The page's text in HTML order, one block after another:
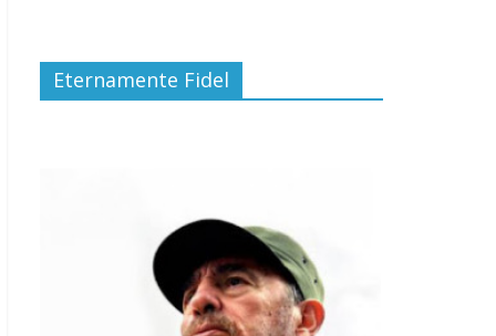
Eternamente Fidel